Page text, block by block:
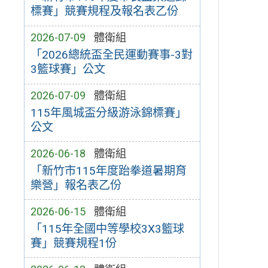
標賽」競賽規程及報名表乙份
2026-07-09 體衛組
「2026總統盃全民運動賽事-3對
3籃球賽」公文
2026-07-09 體衛組
115年風城盃分級游泳錦標賽」
公文
2026-06-18 體衛組
「新竹市115年度跆拳道暑期育
樂營」報名表乙份
2026-06-15 體衛組
「115年全國中等學校3X3籃球
賽」競賽規程1份